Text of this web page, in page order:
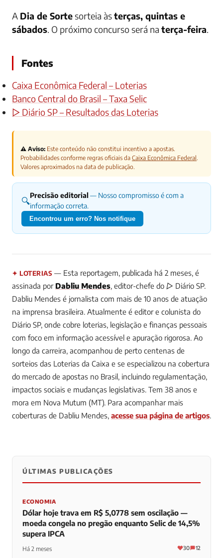
A Dia de Sortesorteia àsterças, quintas e
sábados. O próximo concurso será na terça-feira.
Fontes
Caixa Econômica Federal – Loterias
Banco Central do Brasil – Taxa Selic
▷ Diário SP – Resultados das Loterias
⚠️ Aviso: Este conteúdo não constitui incentivo a apostas.
Probabilidades conforme regras oficiais da Caixa Econômica Federal.
Valores aproximados na data de publicação.
🔍Precisão editorial — Nosso compromisso é com a
informação correta.
Encontrou um erro? Nos notifique
✦ LOTERIAS — Esta reportagem, publicada há 2 meses, é
assinada por Dabliu Mendes, editor-chefe do ▷ Diário SP.
Dabliu Mendes é jornalista com mais de 10 anos de atuação
na imprensa brasileira. Atualmente é editor e colunista do
Diário SP, onde cobre loterias, legislação e finanças pessoais
com foco em informação acessível e apuração rigorosa. Ao
longo da carreira, acompanhou de perto centenas de
sorteios das Loterias da Caixa e se especializou na cobertura
do mercado de apostas no Brasil, incluindo regulamentação,
impactos sociais e mudanças legislativas. Tem 38 anos e
mora em Nova Mutum (MT). Para acompanhar mais
coberturas de Dabliu Mendes, acesse sua página de artigos.
0 0 0
ÚLTIMAS PUBLICAÇÕES
ECONOMIA
Dólar hoje trava em R$ 5,0778 sem oscilação —
moeda congela no pregão enquanto Selic de 14,5%
supera IPCA
Há 2 meses 30 12